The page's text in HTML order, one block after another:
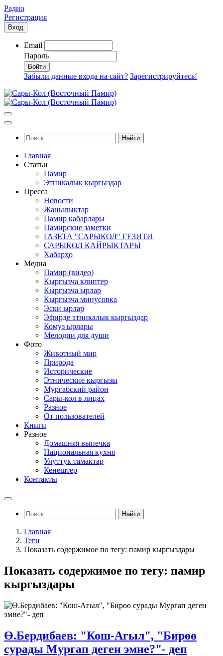
Радио
Регистрация
Вход
Email
Пароль
Забыли данные входа на сайт? Зарегистрируйтесь!
Найти
Главная
Статьи
Памир
Этникалык кыргыздар
Пресса
Новости
Жанылыктар
Памир кабарлары
Памирские заметки
ГАЗЕТА "САРЫКОЛ" ГЕЗИТИ
САРЫКОЛ КАЙРЫКТАРЫ
Хабарҳо
Медиа
Памир (видео)
Кыргызча клиптер
Кыргызча ырлар
Кыргызча минусовка
Эски ырлар
Эфирде этникалык кыргыздар
Комуз ырлары
Мелодии для души
Фото
Животный мир
Природа
Исторические
Этнические кыргызы
Мургабский район
Сары-кол в лицах
Разное
От пользователей
Книги
Разное
Домашняя выпечка
Национальная кухня
Улуттук тамактар
Кенештер
Контакты
Найти
Главная
Теги
Показать содержимое по тегу: памир кыргыздары
Показать содержимое по тегу: памир
кыргыздары
Ө.Бердибаев: "Кош-Агыл", "Бирөө
сурады Мургап деген эмне?"- деп